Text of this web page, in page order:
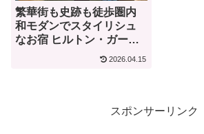
繁華街も史跡も徒歩圏内
和モダンでスタイリシュ
なお宿 ヒルトン・ガーデ
ン・イン京都四条烏丸
2026.04.15
スポンサーリンク